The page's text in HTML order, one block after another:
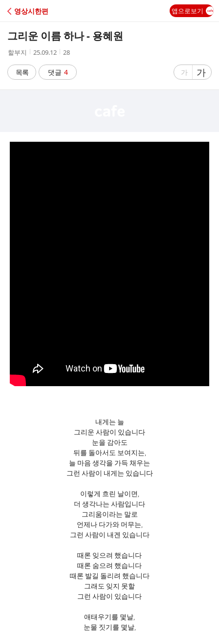
C
영상시한편 앱으로보기
그리운 이름 하나 - 용혜원
작
자
할부지
작
시
간
25.09.12
조
수
28
목록 댓글 4
글
게
가
글
자
게
가
내게는 늘
그리운 사람이 있습니다
눈을 감아도
뒤를 돌아서도 보여지는,
늘 마음 생각을 가득 채우는
그런 사람이 내게는 있습니다
이렇게 흐린 날이면,
더 생각나는 사람입니다
그리움이라는 말로
언제나 다가와 머무는,
그런 사람이 내겐 있습니다
때론 잊으려 했습니다
때론 숨으려 했습니다
때론 발길 돌리려 했습니다
그래도 잊지 못할
그런 사람이 있습니다
애태우기를 몇날,
눈물 짓기를 몇날,